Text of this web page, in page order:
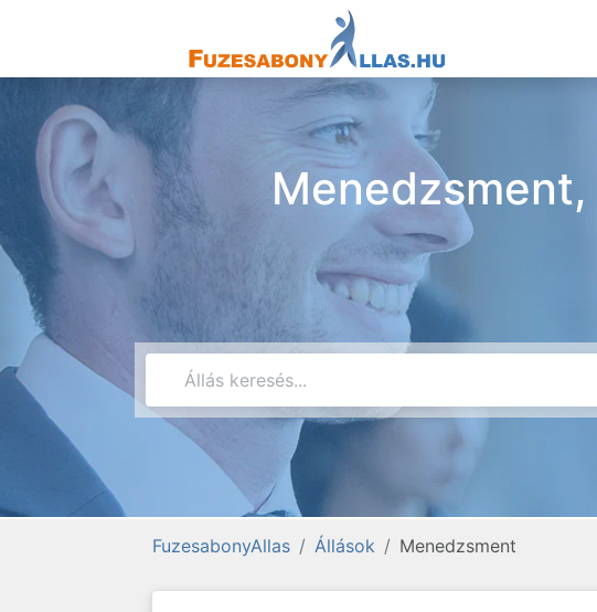
FuzesabonyAllas Állások Menedzsment